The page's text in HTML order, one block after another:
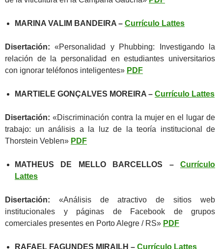
MARINA VALIM BANDEIRA – Currículo Lattes
Disertación: «Personalidad y Phubbing: Investigando la
relación de la personalidad en estudiantes universitarios
con ignorar teléfonos inteligentes» PDF
MARTIELE GONÇALVES MOREIRA – Currículo Lattes
Disertación: «Discriminación contra la mujer en el lugar de
trabajo: un análisis a la luz de la teoría institucional de
Thorstein Veblen» PDF
MATHEUS DE MELLO BARCELLOS – Currículo
Lattes
Disertación: «Análisis de atractivo de sitios web
institucionales y páginas de Facebook de grupos
comerciales presentes en Porto Alegre / RS» PDF
RAFAEL FAGUNDES MIRAILH – Currículo Lattes